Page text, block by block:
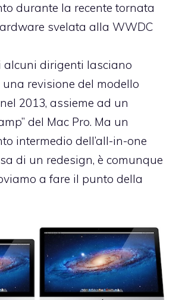
durante la recente tornata
svelata alla WWDC
alcuni dirigenti lasciano
revisione del modello
2013, assieme ad un
del Mac Pro. Ma un
intermedio dell’all-in-one
di un redesign, è comunque
a fare il punto della